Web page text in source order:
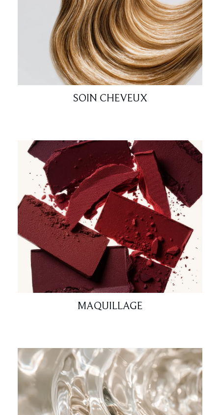
Magasinez les outils et accessoires de rasage pour
hommes de Bulldog Skincare, Babyliss for Men, Elemis
Men, Clinique for Men et plus encore chez
LOOKFANTASTIC.
SOIN CHEVEUX
MAQUILLAGE